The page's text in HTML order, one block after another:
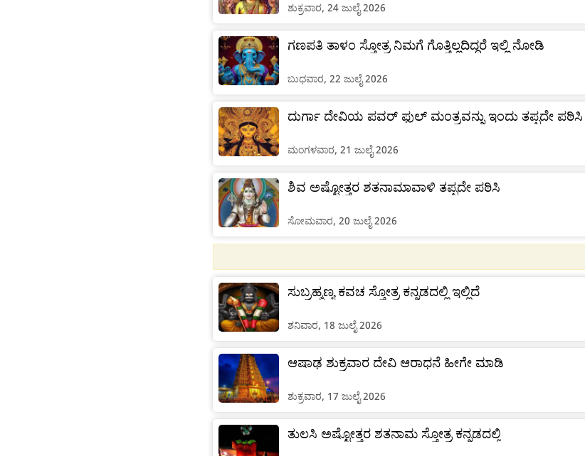
ಶುಕ್ರವಾರ, 24 ಜುಲೈ 2026
ಗಣಪತಿ ತಾಳಂ ಸ್ತೋತ್ರ ನಿಮಗೆ ಗೊತ್ತಿಲ್ಲದಿದ್ದರೆ ಇಲ್ಲಿ ನೋಡಿ
ಬುಧವಾರ, 22 ಜುಲೈ 2026
ದುರ್ಗಾ ದೇವಿಯ ಪವರ್ ಫುಲ್ ಮಂತ್ರವನ್ನು ಇಂದು ತಪ್ಪದೇ ಪಠಿಸಿ
ಮಂಗಳವಾರ, 21 ಜುಲೈ 2026
ಶಿವ ಅಷ್ಟೋತ್ತರ ಶತನಾಮಾವಾಳಿ ತಪ್ಪದೇ ಪಠಿಸಿ
ಸೋಮವಾರ, 20 ಜುಲೈ 2026
ಸುಬ್ರಹ್ಮಣ್ಯ ಕವಚ ಸ್ತೋತ್ರ ಕನ್ನಡದಲ್ಲಿ ಇಲ್ಲಿದೆ
ಶನಿವಾರ, 18 ಜುಲೈ 2026
ಆಷಾಢ ಶುಕ್ರವಾರ ದೇವಿ ಆರಾಧನೆ ಹೀಗೇ ಮಾಡಿ
ಶುಕ್ರವಾರ, 17 ಜುಲೈ 2026
ತುಲಸಿ ಅಷ್ಟೋತ್ತರ ಶತನಾಮ ಸ್ತೋತ್ರ ಕನ್ನಡದಲ್ಲಿ